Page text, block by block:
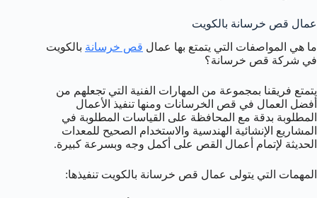
عمال قص خرسانة بالكويت
ما هي المواصفات التي يتمتع بها عمال قص خرسانة بالكويت
في شركة قص خرسانة؟
يتمتع فريقنا بمجموعة من المهارات الفنية التي تجعلهم من
أفضل العمال في قص الخرسانات ومنها تنفيذ الأعمال
المطلوبة بدقة مع المحافظة على القياسات المطلوبة في
المشاريع الإنشائية الهندسية والاستخدام الصحيح للمعدات
الحديثة لإتمام أعمال القص على أكمل وجه وبسرعة كبيرة.
المهمات التي يتولى عمال قص خرسانة بالكويت تنفيذها: